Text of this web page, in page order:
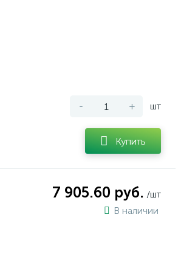
- + шт
Купить
7 905.60 руб. /шт
В наличии